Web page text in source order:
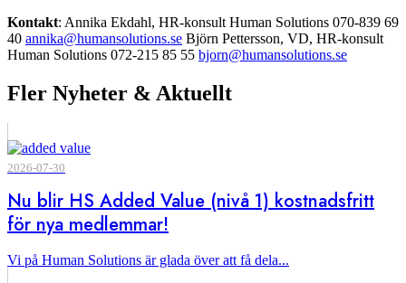
Kontakt: Annika Ekdahl, HR-konsult Human Solutions 070-839 69
40 annika@humansolutions.se Björn Pettersson, VD, HR-konsult
Human Solutions 072-215 85 55 bjorn@humansolutions.se
Fler Nyheter & Aktuellt
2026-07-30
Nu blir HS Added Value (nivå 1) kostnadsfritt
för nya medlemmar!
Vi på Human Solutions är glada över att få dela...